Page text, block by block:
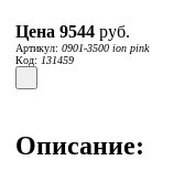
Цена 9544 руб.
Артикул: 0901-3500 ion pink
Код: 131459
Описание: